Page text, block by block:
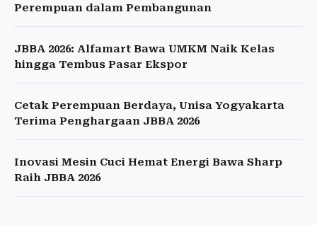
Perempuan dalam Pembangunan
JBBA 2026: Alfamart Bawa UMKM Naik Kelas
hingga Tembus Pasar Ekspor
Cetak Perempuan Berdaya, Unisa Yogyakarta
Terima Penghargaan JBBA 2026
Inovasi Mesin Cuci Hemat Energi Bawa Sharp
Raih JBBA 2026